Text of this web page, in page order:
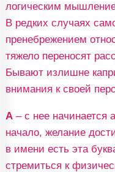
логическим
В редких случаях
пренебрежением
тяжело переносят
Бывают излишне
внимания к своей
А– с нее начинается
начало, желание
в имени есть эта
стремиться к